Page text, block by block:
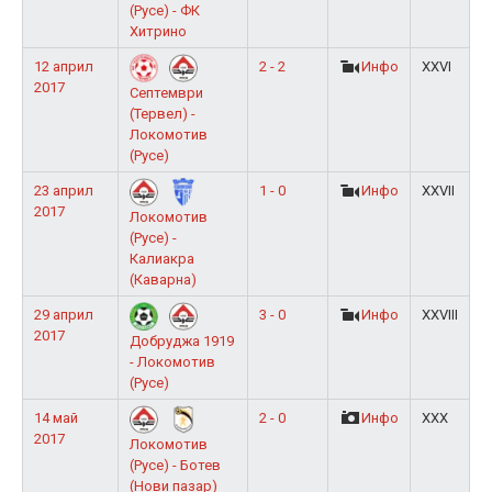
(Русе) - ФК
Хитрино
12 април
2017
Септември
(Тервел) -
Локомотив
(Русе)
2 - 2 Инфо XXVI
23 април
2017
Локомотив
(Русе) -
Калиакра
(Каварна)
1 - 0 Инфо XXVII
29 април
2017
Добруджа 1919
- Локомотив
(Русе)
3 - 0 Инфо XXVIII
14 май
2017
Локомотив
(Русе) - Ботев
(Нови пазар)
2 - 0 Инфо XXX